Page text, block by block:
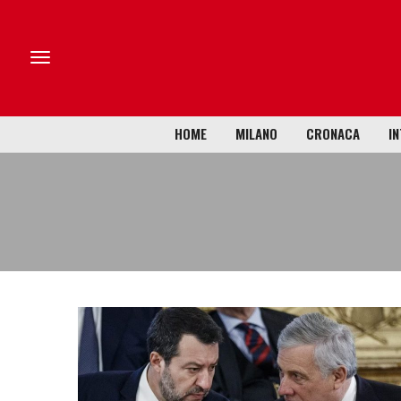
HOME MILANO CRONACA